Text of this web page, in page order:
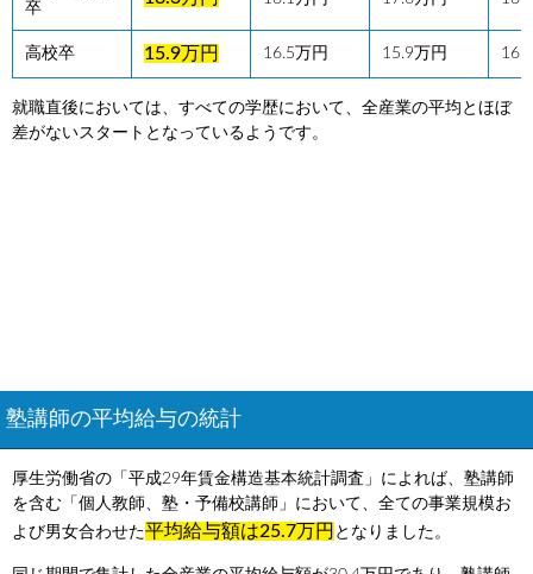
卒
高校卒 15.9万円 16.5万円 15.9万円
就職直後においては、すべての学歴において、全産業の平均とほぼ
差がないスタートとなっているようです。
塾講師の平均給与の統計
厚生労働省の「平成29年賃金構造基本統計調査」によれば、塾講師
を含む「個人教師、塾・予備校講師」において、全ての事業規模お
よび男女合わせた平均給与額は25.7万円 となりました。